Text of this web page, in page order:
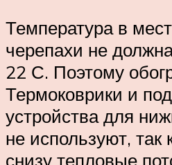
Температура в
черепахи не
22 С. Поэтому
Термоковрики и
устройства для
не используют, так
снизу тепловые